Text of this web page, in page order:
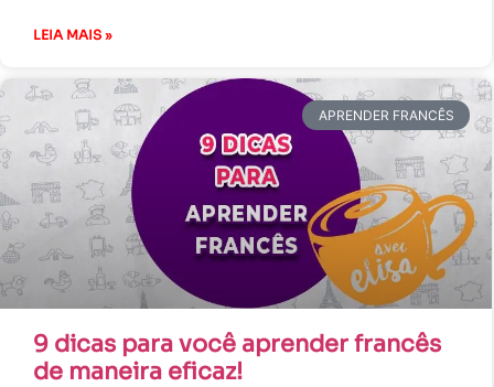
LEIA MAIS »
APRENDER FRANCÊS
9 dicas para você aprender francês
de maneira eficaz!